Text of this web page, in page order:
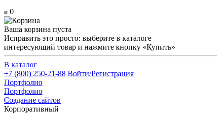
0
Ваша корзина пуста
Исправить это просто: выберите в каталоге
интересующий товар и нажмите кнопку «Купить»
В каталог
+7 (800) 250-21-88 Войти/Регистрация
Портфолио
Портфолио
Создание сайтов
Корпоративный